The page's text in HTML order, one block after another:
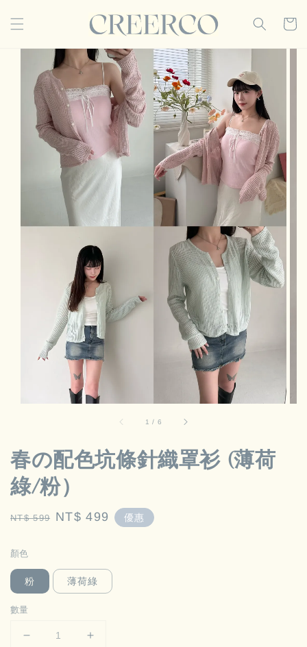
1 / 6
春の配色坑條針織罩衫 (薄荷
綠/粉）
Regular
NT$ 599 Sale
NT$ 499 優惠
顏色
粉 薄荷綠
數量